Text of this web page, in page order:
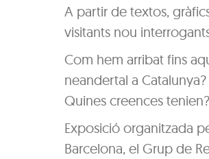
A partir de textos,
visitants nou
Com hem arribat fins
neandertal a
Quines creences
Exposició organitzada
Barcelona, el Grup de